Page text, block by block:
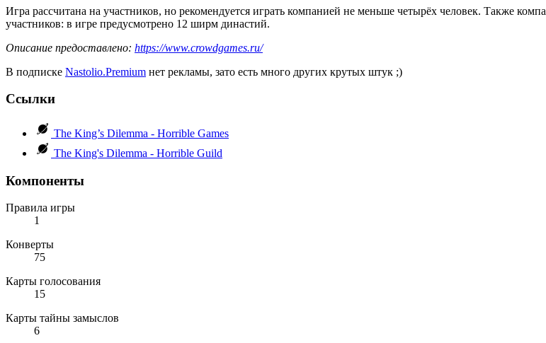
Игра рассчитана на участников, но рекомендуется играть компанией не меньше четырёх человек. Также
участников: в игре предусмотрено 12 ширм династий.
Описание предоставлено: https://www.crowdgames.ru/
В подписке Nastolio.Premium нет рекламы, зато есть много других крутых штук ;)
Ссылки
The King’s Dilemma - Horrible Games
The King's Dilemma - Horrible Guild
Компоненты
Правила игры
1
Конверты
75
Карты голосования
15
Карты тайны замыслов
6